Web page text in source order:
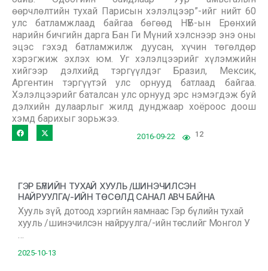
өөрчлөлтийн тухай Парисын хэлэлцээр”-ийг нийт 60
улс батламжлаад байгаа бөгөөд НҮБ-ын Ерөнхий
нарийн бичгийн дарга Бан Ги Мүний хэлснээр энэ оны
эцэс гэхэд батламжилж дуусан, хүчин төгөлдөр
хэрэгжиж эхлэх юм. Уг хэлэлцээрийг хүлэмжийн
хийгээр дэлхийд тэргүүлдэг Бразил, Мексик,
Аргентин тэргүүтэй улс орнууд батлаад байгаа.
Хэлэлцээрийг баталсан улс орнууд эрс нэмэгдэж буй
дэлхийн дулаарлыг жилд дунджаар хоёроос доош
хэмд барихыг зорьжээ.
2016-09-22 12
ГЭР БҮЛИЙН ТУХАЙ ХУУЛЬ /ШИНЭЧИЛСЭН
НАЙРУУЛГА/-ИЙН ТӨСӨЛД САНАЛ АВЧ БАЙНА
Хууль зүй, дотоод хэргийн яамнаас Гэр бүлийн тухай
хууль /шинэчилсэн найруулга/-ийн төслийг Монгол У
…
2025-10-13